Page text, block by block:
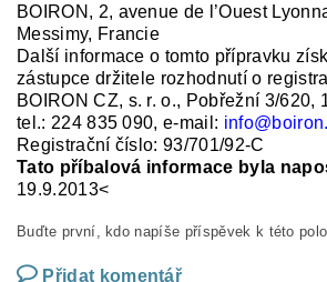
BOIRON, 2, avenue de l’Ouest
Messimy, Francie
Další informace o tomto přípravku
zástupce držitele rozhodnutí o
BOIRON CZ, s. r. o., Pobřežní 3/620,
tel.: 224 835 090, e-mail:
Registrační číslo:93/701/92-C
Tato příbalová informace byla
19.9.2013<
Buďte první, kdo napíše příspěvek k této
Přidat komentář